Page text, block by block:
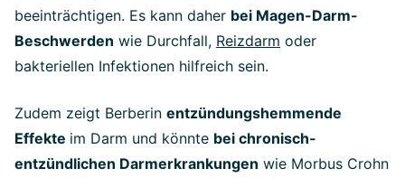
beeinträchtigen. Es kann daher bei Magen-Darm-
Beschwerden wie Durchfall, Reizdarm oder
bakteriellen Infektionen hilfreich sein.
Zudem zeigt Berberin entzündungshemmende
Effekte im Darm und könnte bei chronisch-
entzündlichen Darmerkrankungen wie Morbus Crohn